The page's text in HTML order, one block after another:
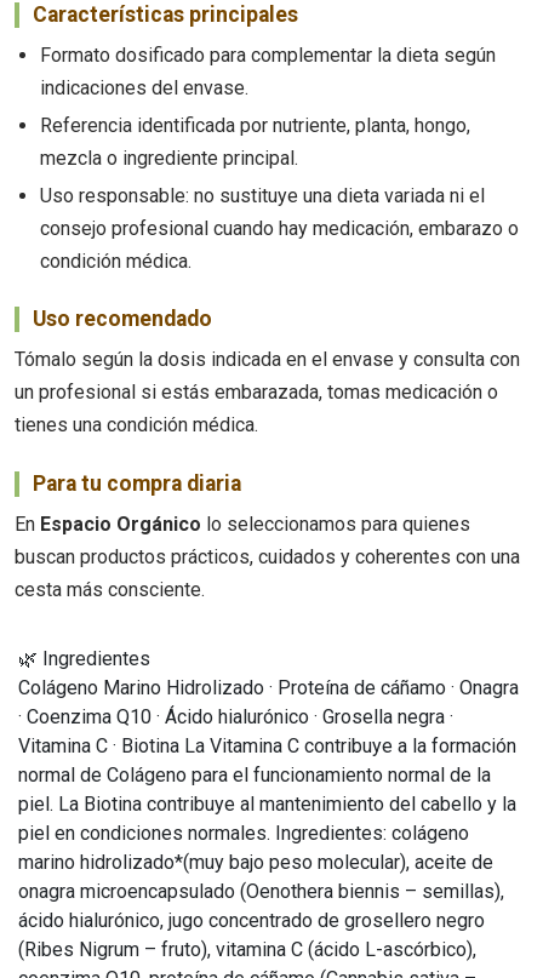
Características principales
Formato dosificado para complementar la dieta según
indicaciones del envase.
Referencia identificada por nutriente, planta, hongo,
mezcla o ingrediente principal.
Uso responsable: no sustituye una dieta variada ni el
consejo profesional cuando hay medicación, embarazo o
condición médica.
Uso recomendado
Tómalo según la dosis indicada en el envase y consulta con
un profesional si estás embarazada, tomas medicación o
tienes una condición médica.
Para tu compra diaria
En Espacio Orgánico lo seleccionamos para quienes
buscan productos prácticos, cuidados y coherentes con una
cesta más consciente.
🌿 Ingredientes
Colágeno Marino Hidrolizado · Proteína de cáñamo · Onagra
· Coenzima Q10 · Ácido hialurónico · Grosella negra ·
Vitamina C · Biotina La Vitamina C contribuye a la formación
normal de Colágeno para el funcionamiento normal de la
piel. La Biotina contribuye al mantenimiento del cabello y la
piel en condiciones normales. Ingredientes: colágeno
marino hidrolizado*(muy bajo peso molecular), aceite de
onagra microencapsulado (Oenothera biennis – semillas),
ácido hialurónico, jugo concentrado de grosellero negro
(Ribes Nigrum – fruto), vitamina C (ácido L-ascórbico),